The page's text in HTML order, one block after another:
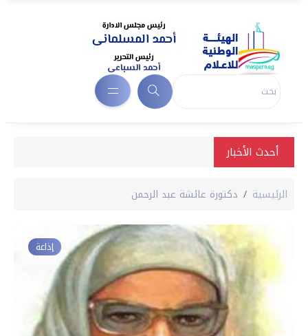
أحدث الأخبار
الرئيسية دكتورة عائشة عبد الرحمن
إذاعة